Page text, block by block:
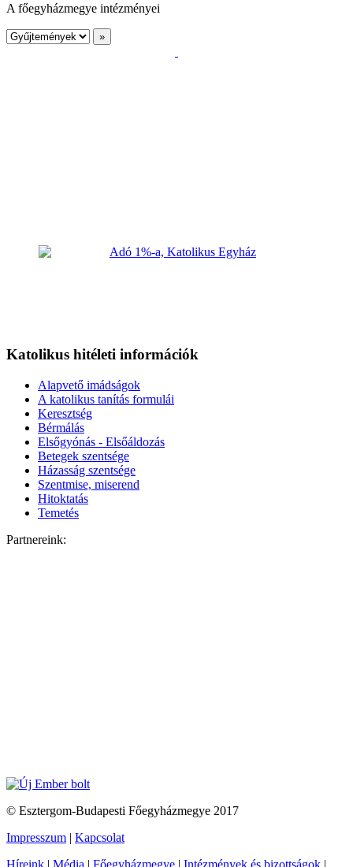
A főegyházmegye intézményei
Katolikus hitéleti információk
Alapvető imádságok
A katolikus tanítás formulái
Keresztség
Bérmálás
Elsőgyónás - Elsőáldozás
Betegek szentsége
Házasság szentsége
Szentmise, miserend
Hitoktatás
Temetés
Partnereink:
© Esztergom-Budapesti Főegyházmegye 2017
Impresszum | Kapcsolat